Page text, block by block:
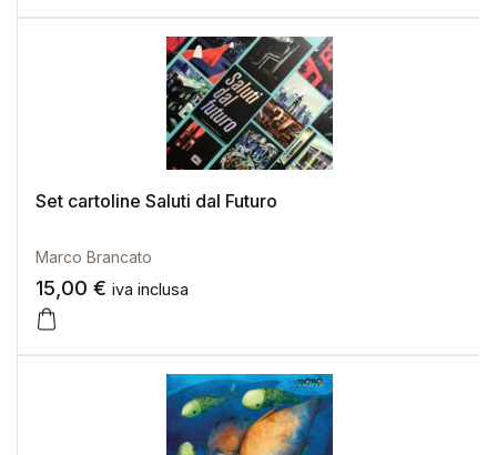
Set cartoline Saluti dal Futuro
Marco Brancato
15,00 € iva inclusa